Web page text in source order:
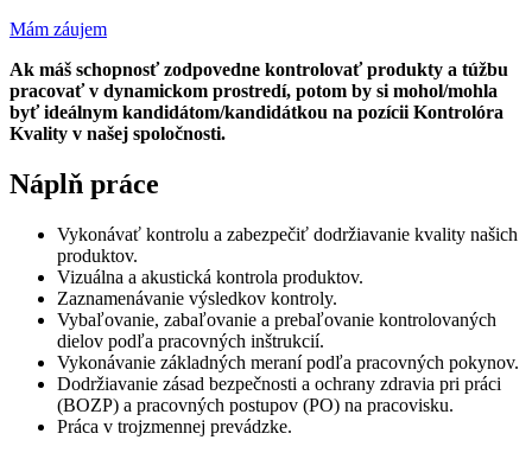
Mám záujem
Ak máš schopnosť zodpovedne kontrolovať produkty a túžbu
pracovať v dynamickom prostredí, potom by si mohol/mohla
byť ideálnym kandidátom/kandidátkou na pozícii Kontrolóra
Kvality v našej spoločnosti.
Náplň práce
Vykonávať kontrolu a zabezpečiť dodržiavanie kvality našich
produktov.
Vizuálna a akustická kontrola produktov.
Zaznamenávanie výsledkov kontroly.
Vybaľovanie, zabaľovanie a prebaľovanie kontrolovaných
dielov podľa pracovných inštrukcií.
Vykonávanie základných meraní podľa pracovných pokynov.
Dodržiavanie zásad bezpečnosti a ochrany zdravia pri práci
(BOZP) a pracovných postupov (PO) na pracovisku.
Práca v trojzmennej prevádzke.